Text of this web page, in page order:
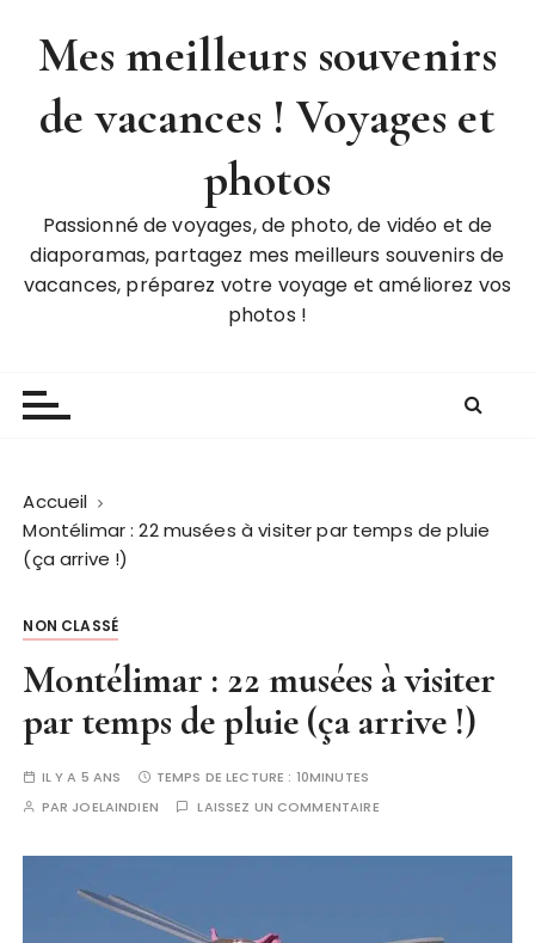
Mes meilleurs souvenirs
de vacances ! Voyages et
photos
Passionné de voyages, de photo, de vidéo et de
diaporamas, partagez mes meilleurs souvenirs de
vacances, préparez votre voyage et améliorez vos
photos !
Accueil
Montélimar : 22 musées à visiter par temps de pluie
(ça arrive !)
NON CLASSÉ
Montélimar : 22 musées à visiter
par temps de pluie (ça arrive !)
IL Y A 5 ANS TEMPS DE LECTURE : 10MINUTES
PAR JOELAINDIEN LAISSEZ UN COMMENTAIRE